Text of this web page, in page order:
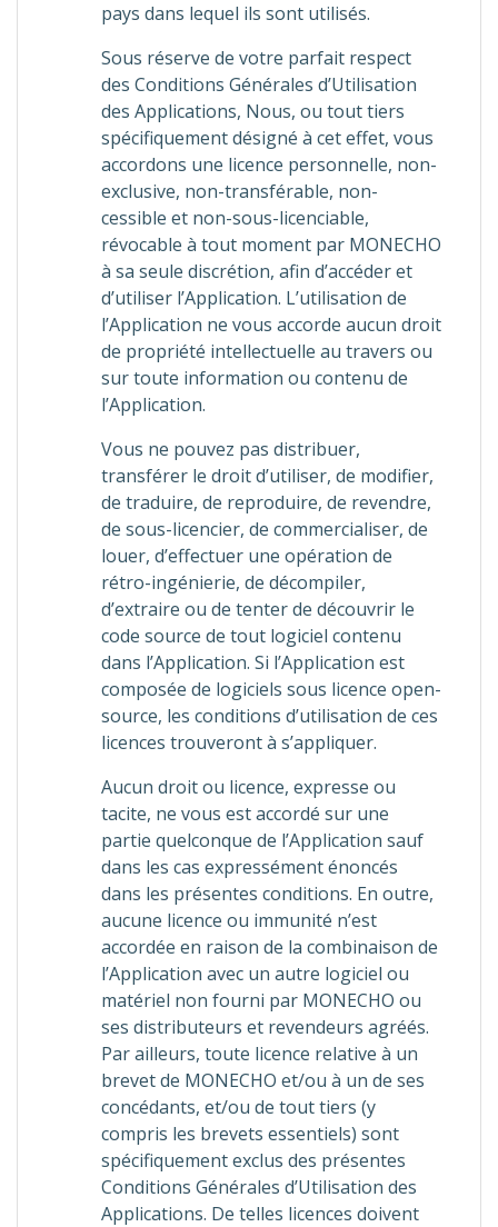
pays dans lequel ils sont utilisés.
Sous réserve de votre parfait respect
des Conditions Générales d’Utilisation
des Applications, Nous, ou tout tiers
spécifiquement désigné à cet effet, vous
accordons une licence personnelle, non-
exclusive, non-transférable, non-
cessible et non-sous-licenciable,
révocable à tout moment par MONECHO
à sa seule discrétion, afin d’accéder et
d’utiliser l’Application. L’utilisation de
l’Application ne vous accorde aucun droit
de propriété intellectuelle au travers ou
sur toute information ou contenu de
l’Application.
Vous ne pouvez pas distribuer,
transférer le droit d’utiliser, de modifier,
de traduire, de reproduire, de revendre,
de sous-licencier, de commercialiser, de
louer, d’effectuer une opération de
rétro-ingénierie, de décompiler,
d’extraire ou de tenter de découvrir le
code source de tout logiciel contenu
dans l’Application. Si l’Application est
composée de logiciels sous licence open-
source, les conditions d’utilisation de ces
licences trouveront à s’appliquer.
Aucun droit ou licence, expresse ou
tacite, ne vous est accordé sur une
partie quelconque de l’Application sauf
dans les cas expressément énoncés
dans les présentes conditions. En outre,
aucune licence ou immunité n’est
accordée en raison de la combinaison de
l’Application avec un autre logiciel ou
matériel non fourni par MONECHO ou
ses distributeurs et revendeurs agréés.
Par ailleurs, toute licence relative à un
brevet de MONECHO et/ou à un de ses
concédants, et/ou de tout tiers (y
compris les brevets essentiels) sont
spécifiquement exclus des présentes
Conditions Générales d’Utilisation des
Applications. De telles licences doivent